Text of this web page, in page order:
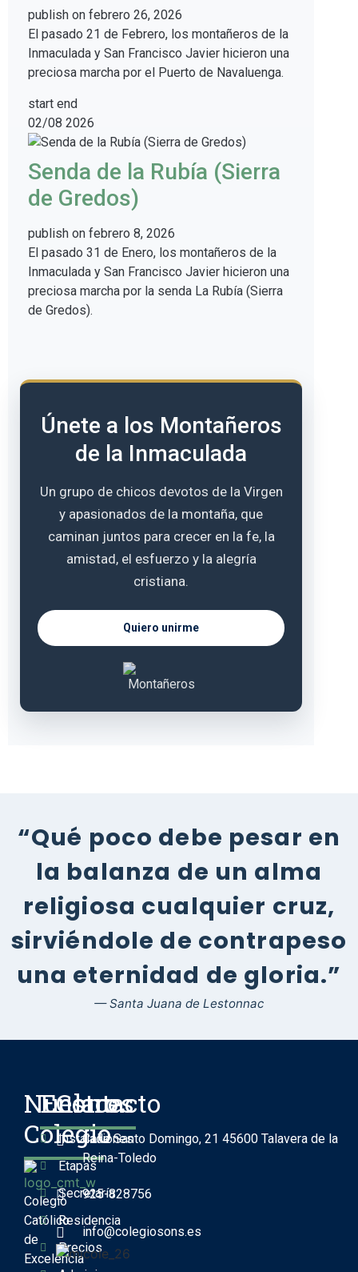
publish on febrero 26, 2026
El pasado 21 de Febrero, los montañeros de la
Inmaculada y San Francisco Javier hicieron una
preciosa marcha por el Puerto de Navaluenga.
start end
02/08 2026
Senda de la Rubía (Sierra
de Gredos)
publish on febrero 8, 2026
El pasado 31 de Enero, los montañeros de la
Inmaculada y San Francisco Javier hicieron una
preciosa marcha por la senda La Rubía (Sierra
de Gredos).
Únete a los Montañeros
de la Inmaculada
Un grupo de chicos devotos de la Virgen
y apasionados de la montaña, que
caminan juntos para crecer en la fe, la
amistad, el esfuerzo y la alegría
cristiana.
Quiero unirme
“Qué poco debe pesar en
la balanza de un alma
religiosa cualquier cruz,
sirviéndole de contrapeso
una eternidad de gloria.”
— Santa Juana de Lestonnac
Nuestro
Colegio
Colegio
Católico
de
Excelencia
Enlaces
Instalaciones
Etapas
Secretaría
Residencia
Precios
Contacto
Calle Santo Domingo, 21 45600 Talavera de la
Reina-Toledo
925-828756
info@colegiosons.es